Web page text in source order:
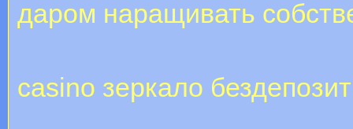
даром наращивать
casino зеркало